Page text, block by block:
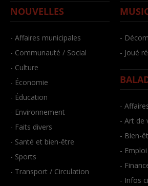
NOUVELLES
- Affaires municipales
- Communauté / Social
- Culture
- Économie
- Éducation
- Environnement
- Faits divers
- Santé et bien-être
- Sports
- Transport / Circulation
-
- Joué
-
- Art de
- Bien-
- Emploi
-
- Infos